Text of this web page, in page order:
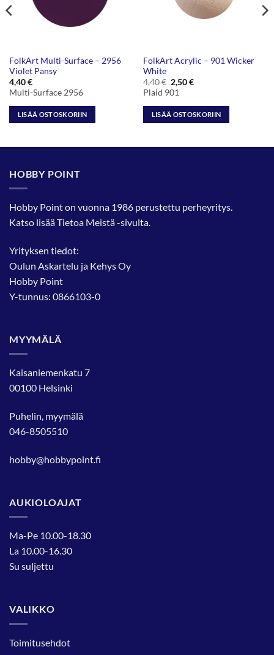
FolkArt Multi-Surface – 2956
Violet Pansy
4,40€
Multi-Surface 2956
LISÄÄ OSTOSKORIIN
FolkArt Acrylic – 901 Wicker
White
4,40€ Alkuperäinen
hinta
oli:
4,40 €.
2,50€Nykyinen
2,50 €.
Plaid 901
LISÄÄ OSTOSKORIIN
HOBBY POINT
Hobby Point on vuonna 1986 perustettu perheyritys.
Katso lisääTietoa Meistä-sivulta.
Yrityksen tiedot:
Oulun Askartelu ja Kehys Oy
Hobby Point
Y-tunnus: 0866103-0
MYYMÄLÄ
Kaisaniemenkatu 7
00100 Helsinki
Puhelin, myymälä
046-8505510
hobby@hobbypoint.fi
AUKIOLOAJAT
Ma-Pe 10.00-18.30
La 10.00-16.30
Su suljettu
VALIKKO
Toimitusehdot